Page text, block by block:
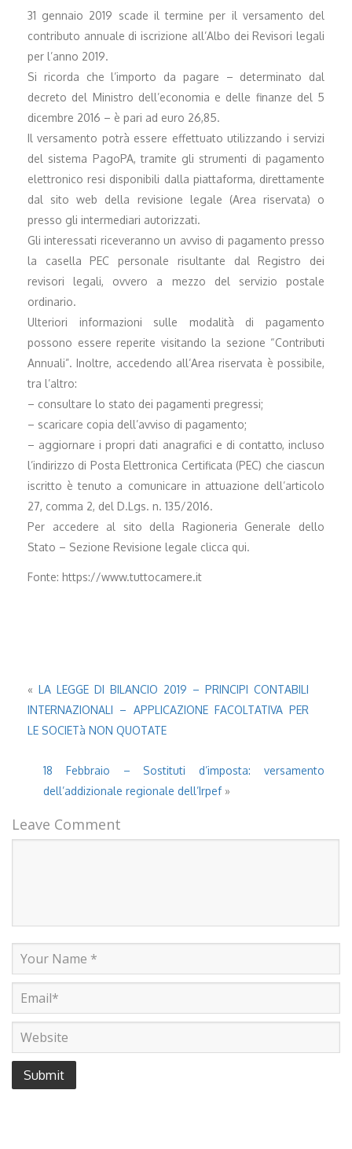
31 gennaio 2019 scade il termine per il versamento del
contributo annuale di iscrizione all’Albo dei Revisori legali
per l’anno 2019.
Si ricorda che l’importo da pagare – determinato dal
decreto del Ministro dell’economia e delle finanze del 5
dicembre 2016 – è pari ad euro 26,85.
Il versamento potrà essere effettuato utilizzando i servizi
del sistema PagoPA, tramite gli strumenti di pagamento
elettronico resi disponibili dalla piattaforma, direttamente
dal sito web della revisione legale (Area riservata) o
presso gli intermediari autorizzati.
Gli interessati riceveranno un avviso di pagamento presso
la casella PEC personale risultante dal Registro dei
revisori legali, ovvero a mezzo del servizio postale
ordinario.
Ulteriori informazioni sulle modalità di pagamento
possono essere reperite visitando la sezione “Contributi
Annuali”. Inoltre, accedendo all’Area riservata è possibile,
tra l’altro:
– consultare lo stato dei pagamenti pregressi;
– scaricare copia dell’avviso di pagamento;
– aggiornare i propri dati anagrafici e di contatto, incluso
l’indirizzo di Posta Elettronica Certificata (PEC) che ciascun
iscritto è tenuto a comunicare in attuazione dell’articolo
27, comma 2, del D.Lgs. n. 135/2016.
Per accedere al sito della Ragioneria Generale dello
Stato – Sezione Revisione legale clicca qui.
Fonte: https://www.tuttocamere.it
« LA LEGGE DI BILANCIO 2019 – PRINCIPI CONTABILI
INTERNAZIONALI – APPLICAZIONE FACOLTATIVA PER
LE SOCIETà NON QUOTATE
18 Febbraio – Sostituti d’imposta: versamento
dell’addizionale regionale dell’Irpef»
Leave Comment